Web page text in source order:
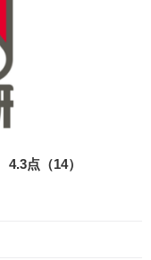
4.3点（14）